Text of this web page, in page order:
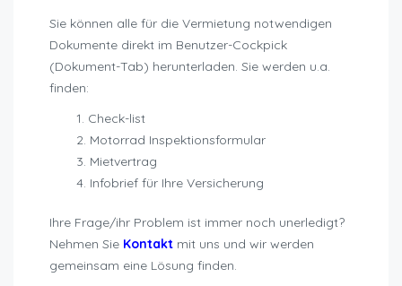
Sie können alle für die Vermietung notwendigen
Dokumente direkt im Benutzer-Cockpick
(Dokument-Tab) herunterladen. Sie werden u.a.
finden:
Check-list
Motorrad Inspektionsformular
Mietvertrag
Infobrief für Ihre Versicherung
Ihre Frage/ihr Problem ist immer noch unerledigt?
Nehmen Sie Kontakt mit uns und wir werden
gemeinsam eine Lösung finden.